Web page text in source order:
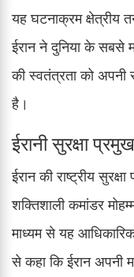
यह घटनाक्रम क्षेत्रीय
ईरान ने दुनिया के सबसे
की स्वतंत्रता को अपनी
है।
ईरानी सुरक्षा
ईरान की राष्ट्रीय
शक्तिशाली कमांडर
माध्यम से यह
से कहा कि ईरान अपनी